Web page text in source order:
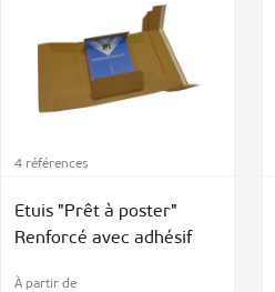
4 références
Etuis "Prêt à poster"
Renforcé avec adhésif
À partir de